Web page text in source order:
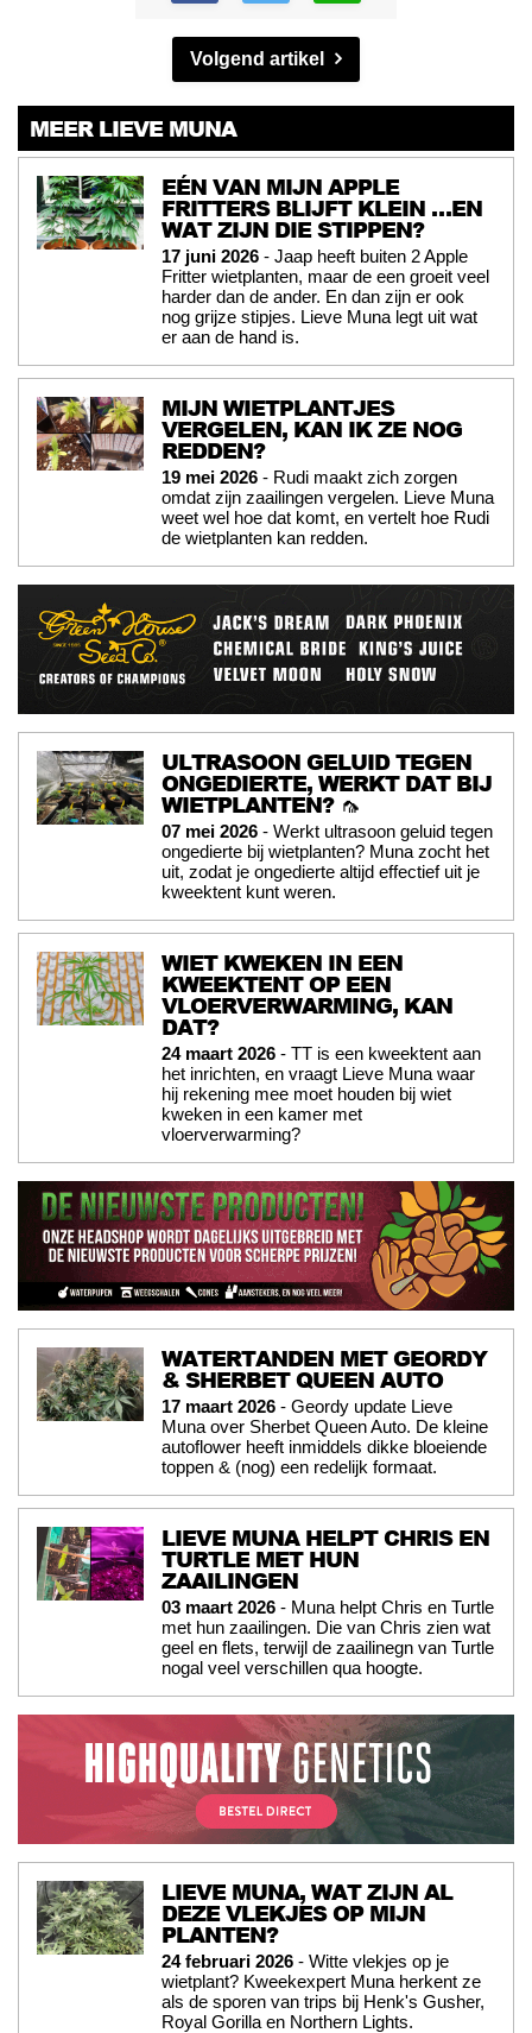
Volgend artikel
MEER LIEVE MUNA
EÉN VAN MIJN APPLE
FRITTERS BLIJFT KLEIN …EN
WAT ZIJN DIE STIPPEN?
17 juni 2026 - Jaap heeft buiten 2 Apple
Fritter wietplanten, maar de een groeit veel
harder dan de ander. En dan zijn er ook
nog grijze stipjes. Lieve Muna legt uit wat
er aan de hand is.
MIJN WIETPLANTJES
VERGELEN, KAN IK ZE NOG
REDDEN?
19 mei 2026 - Rudi maakt zich zorgen
omdat zijn zaailingen vergelen. Lieve Muna
weet wel hoe dat komt, en vertelt hoe Rudi
de wietplanten kan redden.
ULTRASOON GELUID TEGEN
ONGEDIERTE, WERKT DAT BIJ
WIETPLANTEN? 🦟
07 mei 2026 - Werkt ultrasoon geluid tegen
ongedierte bij wietplanten? Muna zocht het
uit, zodat je ongedierte altijd effectief uit je
kweektent kunt weren.
WIET KWEKEN IN EEN
KWEEKTENT OP EEN
VLOERVERWARMING, KAN
DAT?
24 maart 2026 - TT is een kweektent aan
het inrichten, en vraagt Lieve Muna waar
hij rekening mee moet houden bij wiet
kweken in een kamer met
vloerverwarming?
WATERTANDEN MET GEORDY
& SHERBET QUEEN AUTO
17 maart 2026 - Geordy update Lieve
Muna over Sherbet Queen Auto. De kleine
autoflower heeft inmiddels dikke bloeiende
toppen & (nog) een redelijk formaat.
LIEVE MUNA HELPT CHRIS EN
TURTLE MET HUN
ZAAILINGEN
03 maart 2026 - Muna helpt Chris en Turtle
met hun zaailingen. Die van Chris zien wat
geel en flets, terwijl de zaailinegn van Turtle
nogal veel verschillen qua hoogte.
LIEVE MUNA, WAT ZIJN AL
DEZE VLEKJES OP MIJN
PLANTEN?
24 februari 2026 - Witte vlekjes op je
wietplant? Kweekexpert Muna herkent ze
als de sporen van trips bij Henk's Gusher,
Royal Gorilla en Northern Lights.